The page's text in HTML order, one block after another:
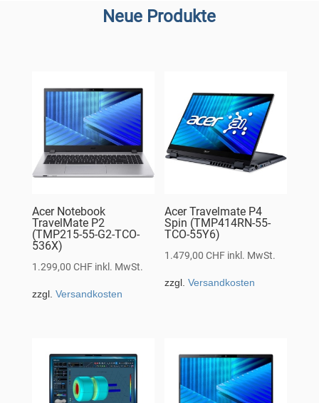
Neue Produkte
Acer Notebook
TravelMate P2
(TMP215-55-G2-TCO-
536X)
1.299,00 CHF inkl. MwSt.
zzgl. Versandkosten
Acer Travelmate P4
Spin (TMP414RN-55-
TCO-55Y6)
1.479,00CHF inkl. MwSt.
zzgl.Versandkosten